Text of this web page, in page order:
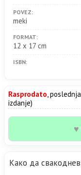
POVEZ:
meki
FORMAT:
12 x 17 cm
ISBN:
Rasprodato,
izdanje)
♥
Како да